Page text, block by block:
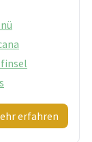
erfahren